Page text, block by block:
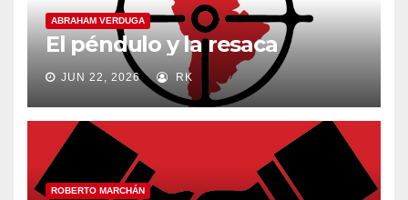
ABRAHAM VERDUGA
El péndulo y la resaca
JUN 22, 2026 RK
ROBERTO MARCHÁN